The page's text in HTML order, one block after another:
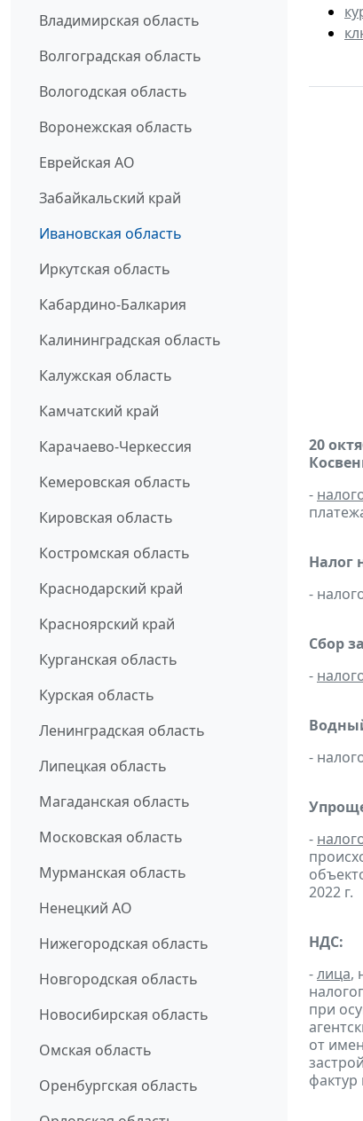
Владимирская область
Волгоградская область
Вологодская область
Воронежская область
Еврейская АО
Забайкальский край
Ивановская область
Иркутская область
Кабардино-Балкария
Калининградская область
Калужская область
Камчатский край
Карачаево-Черкессия
Кемеровская область
Кировская область
Костромская область
Краснодарский край
Красноярский край
Курганская область
Курская область
Ленинградская область
Липецкая область
Магаданская область
Московская область
Мурманская область
Ненецкий АО
Нижегородская область
Новгородская область
Новосибирская область
Омская область
Оренбургская область
20
-
Налог
-
Сбор
-
-
-
2022 г.
НДС:
-лица,
при
от